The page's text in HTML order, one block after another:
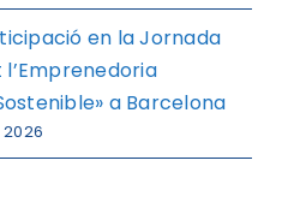
en la Jornada
l’Emprenedoria
a Barcelona